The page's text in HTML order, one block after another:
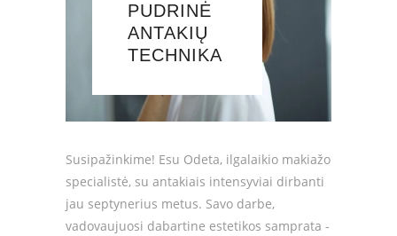
PUDRINĖ
ANTAKIŲ
TECHNIKA
Susipažinkime! Esu Odeta, ilgalaikio makiažo
specialistė, su antakiais intensyviai dirbanti
jau septynerius metus. Savo darbe,
vadovaujuosi dabartine estetikos samprata -